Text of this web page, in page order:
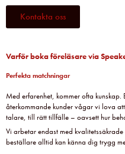
Kontakta oss
Varför boka föreläsare via
Perfekta matchningar
Med erfarenhet, kommer ofta
återkommande kunder vågar vi lova
talare, till rätt tillfälle – oavsett hur
Vi arbetar endast med
beställare alltid kan känna dig trygg